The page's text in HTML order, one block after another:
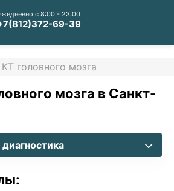
с 8:00 - 23:00
69-39
КТ головного мозга
мозга в Санкт-